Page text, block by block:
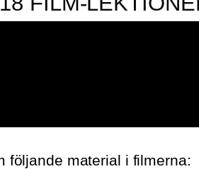
följande material i filmerna: